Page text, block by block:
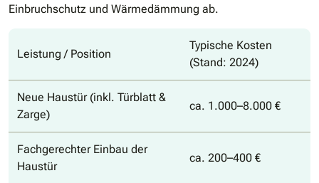
Einbruchschutz und Wärmedämmung ab.
Leistung / Position
Typische Kosten
(Stand: 2024)
Neue Haustür (inkl. Türblatt &
Zarge)
ca. 1.000–8.000 €
Fachgerechter Einbau der
Haustür
ca. 200–400 €